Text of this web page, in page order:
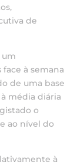
de
um
à semana
de uma base
média diária
o
ao nível do
à